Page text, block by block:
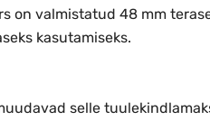
on valmistatud 48 mm
kasutamiseks.
selle